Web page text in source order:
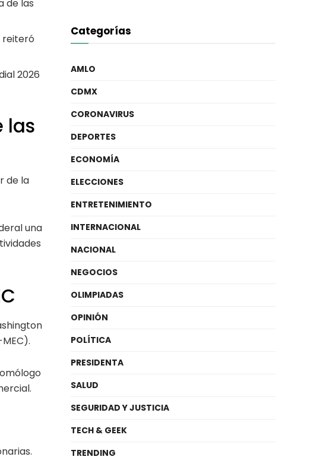
de las
reiteró
2026
las
de la
una
Categorías
AMLO
CDMX
CORONAVIRUS
DEPORTES
ECONOMÍA
ELECCIONES
ENTRETENIMIENTO
INTERNACIONAL
NACIONAL
NEGOCIOS
OLIMPIADAS
OPINIÓN
POLÍTICA
PRESIDENTA
SALUD
SEGURIDAD Y JUSTICIA
TECH & GEEK
TRENDING